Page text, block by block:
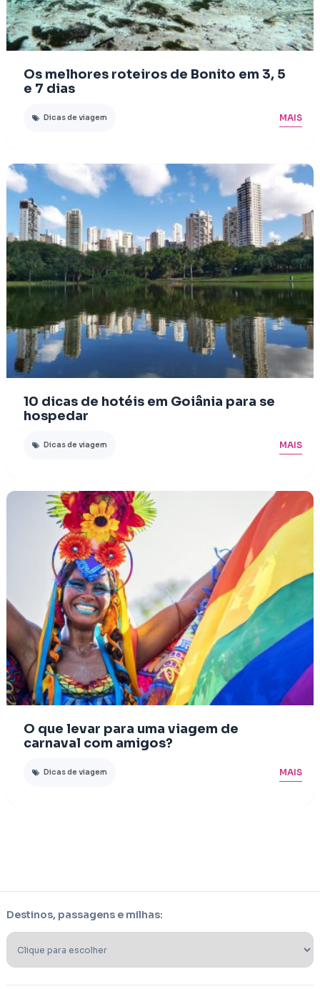
Os melhores roteiros de Bonito em 3, 5
e 7 dias
Dicas de viagem MAIS
10 dicas de hotéis em Goiânia para se
hospedar
Dicas de viagem MAIS
O que levar para uma viagem de
carnaval com amigos?
Dicas de viagem MAIS
Destinos, passagens e milhas: